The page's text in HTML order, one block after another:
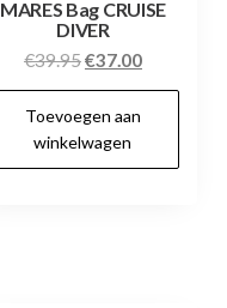
MARES Bag CRUISE
DIVER
€39.95Oorspronkelijke
prijs
was:
€39.95.
€37.00Huidige
prijs
Toevoegen aan
winkelwagen